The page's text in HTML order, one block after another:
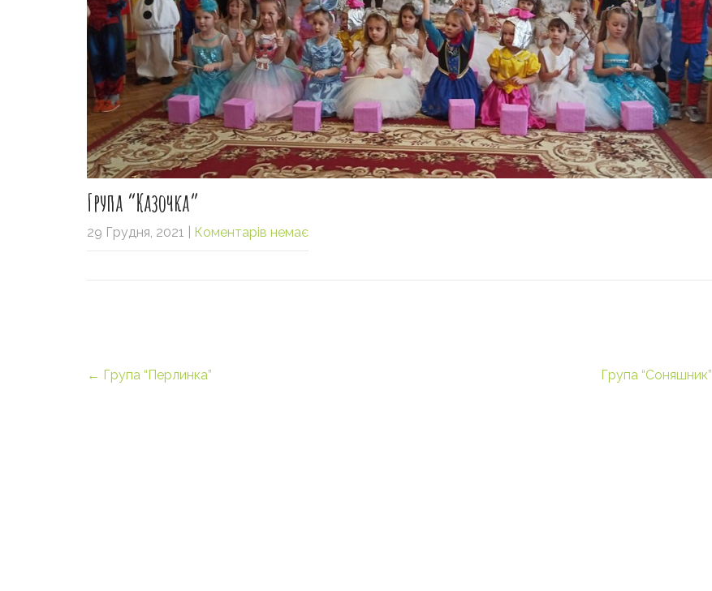
Група “Казочка”
29 Грудня, 2021 Коментарів немає
Post
navigation
← Група “Перлинка” Група “Соняшник”